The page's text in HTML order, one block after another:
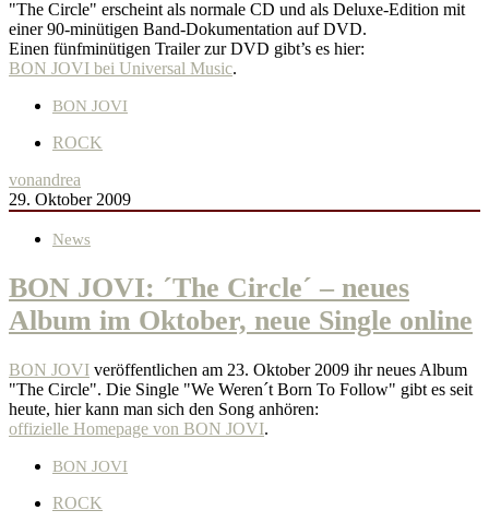
"The Circle" erscheint als normale CD und als Deluxe-Edition mit
einer 90-minütigen Band-Dokumentation auf DVD.
Einen fünfminütigen Trailer zur DVD gibt’s es hier:
BON JOVI bei Universal Music.
BON JOVI
ROCK
vonandrea
29. Oktober 2009
News
BON JOVI: ´The Circle´ – neues
Album im Oktober, neue Single online
BON JOVI veröffentlichen am 23. Oktober 2009 ihr neues Album
"The Circle". Die Single "We Weren´t Born To Follow" gibt es seit
heute, hier kann man sich den Song anhören:
offizielle Homepage von BON JOVI.
BON JOVI
ROCK